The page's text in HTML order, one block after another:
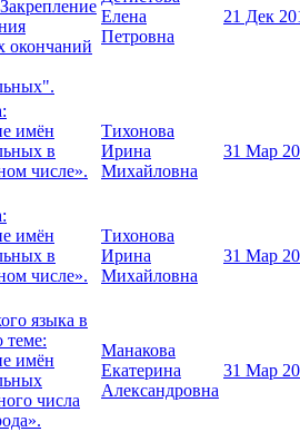
окончаний
Елена
Петровна
21 Дек
имён
в
числе».
Тихонова
Ирина
Михайловна
31 Мар
имён
в
числе».
Тихонова
Ирина
Михайловна
31 Мар
языка в
теме:
имён
числа
Манакова
Екатерина
Александровна
31 Мар